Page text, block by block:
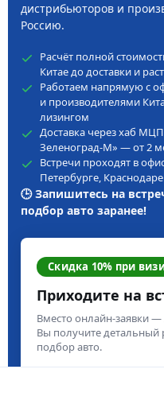
дистрибьюторов и
Россию.
Расчёт полной
Китае до доставки и
Работаем напрямую с
и производителями
лизингом
Доставка через хаб
Зеленоград-М» — от 2
Встречи проходят в
Петербурге, Краснодаре
🕒 Запишитесь на
подбор авто заранее!
Скидка 10% при
Приходите на
Вместо онлайн-заявки
Вы получите детальный
подбор авто.